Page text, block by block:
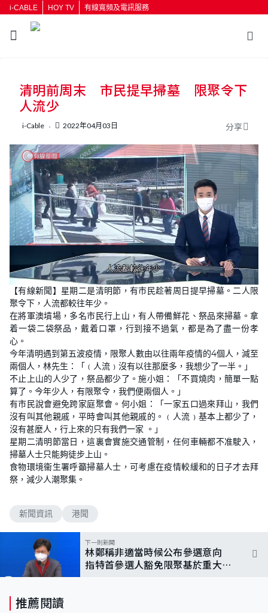
i-CABLE HOY TV 有線寬頻及電訊服務
按輸入鍵開始搜尋
清明前周末 市民提早掃墓 限聚令下
人流少
i-Cable 2022年04月03日 分享
U
n
m
u
t
e
L
o
a
e
d
:
6
5
8
%
【有線新聞】星期二是清明節，有市民趁著周日提早掃墓。二人限
聚令下，人流都較往年少。
在將軍澳墳場，多名市民行上山，有人帶備鮮花、祭品來掃墓。拿
着一袋二袋祭品，戴着口罩，行到接不過氣，都是為了盡一份孝
心。
今年清明遇到第五波疫情，限聚人數由以往兩年疫情的4個人，減至
兩個人，林先生：「﹙人流﹚沒有以往那麼多，我想少了一半。」
不止上山的人少了，祭品都少了。施小姐：「不買燒肉，簡單一點
算了。今年少人，有限聚令，我們便兩個人。」
有市民說會避免跨家庭聚會。何小姐：「一家五口過來拜山，我們
沒有叫其他親戚，平時會叫其他親戚的。﹙人流﹚基本上都少了，
沒有甚麼人，行上來的只有我們一家 。」
星期二清明節當日，這裏會實施交通管制，任何車輛都不准駛入，
掃墓人士只能夠徒步上山。
食物環境衞生署呼籲掃墓人士，可考慮在疫情較緩和的日子才去拜
祭，減少人潮聚集。
新聞資訊 港聞
下一則新聞
林鄭稱非適當時候公布參選意向
指特首參選人豁免限聚基於重大公
推薦閱讀